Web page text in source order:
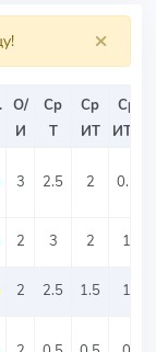
×
О/
И
Ср
Т
Ср
ИТ
Ср
ИТ2
3 2.5 2 0.5
2 3 2 1
2 2.5 1.5 1